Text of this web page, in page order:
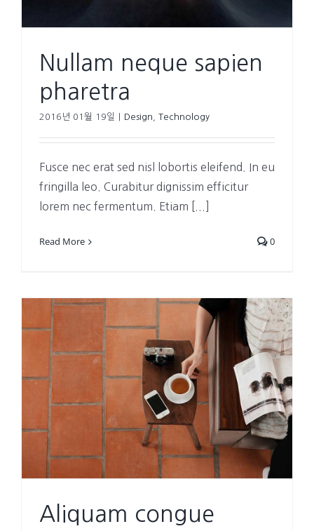
Nullam neque sapien
pharetra
2016년 01월 19일 Design Technology
Fusce nec erat sed nisl lobortis eleifend. In eu
fringilla leo. Curabitur dignissim efficitur
lorem nec fermentum. Etiam [...]
Read More 0
Aliquam congue